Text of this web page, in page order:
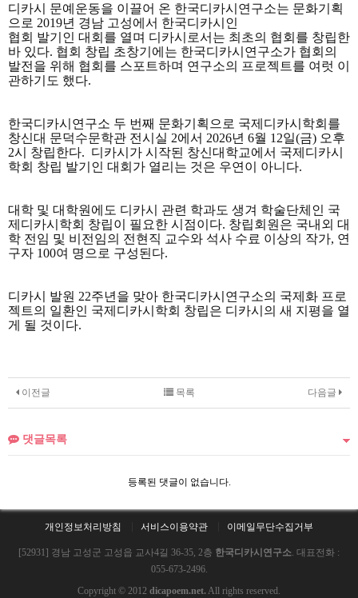
디카시 문예운동을 이끌어 온 한국디카시연구소는 문화기획
으로 2019년 경남 고성에서 한국디카시인
협회 발기인 대회를 열며 디카시로서는 최초의 협회를 창립한
바 있다. 협회 창립 초창기에는 한국디카시연구소가 협회의
발전을 위해 협회를 스포트하며 연구소의 프로젝트를 여럿 이
관하기도 했다.
한국디카시연구소 두 번째 문화기획으로 국제디카시학회를
창신대 문덕수문학관 전시실 2에서 2026년 6월 12일(금) 오후
2시 창립한다. 디카시가 시작된 창신대학교에서 국제디카시
학회 창립 발기인 대회가 열리는 것은 우연이 아니다.
대학 및 대학원에도 디카시 관련 학과도 생겨 학술단체인 국
제디카시학회 창립이 필요한 시점이다. 창립회원은 국내외 대
학 전임 및 비전임의 전현직 교수와 석사 수료 이상의 작가, 연
구자 100여 명으로 구성된다.
디카시 발원 22주년을 맞아 한국디카시연구소의 국제화 프로
젝트의 일환인 국제디카시학회 창립은 디카시의 새 지평을 열
게 될 것이다.
이전글 다음글
목록
댓글목록
등록된 댓글이 없습니다.
개인정보처리방침 서비스이용약관 이메일무단수집거부
[52931] 경남 고성군 고성읍 교사4길 36-35, 2층 한국디카시연구소 . 대표전화 :
055-673-2496.
Copyright © 2012 dicapoem.net. All rights reserved.